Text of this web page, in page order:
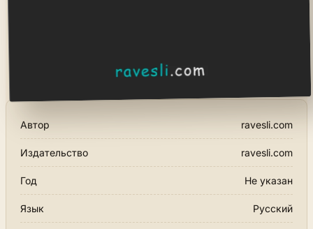
Автор ravesli.com
Издательство ravesli.com
Год Не указан
Язык Русский